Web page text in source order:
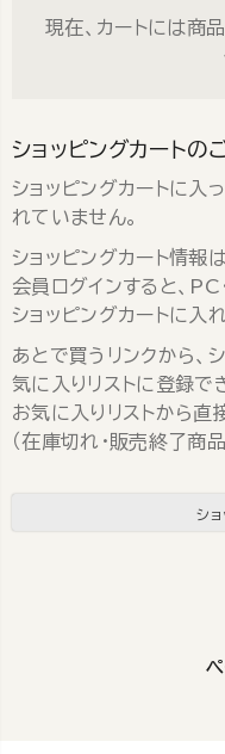
現在、カートには商
ショッピングカートの
ショッピングカートに入
れていません。
ショッピングカート情報
会員ログインすると、PC
ショッピングカートに入
あとで買うリンクから、
気に入りリストに登録で
お気に入りリストから直
（在庫切れ・販売終了商
シ